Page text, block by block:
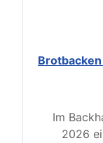
Im
2026